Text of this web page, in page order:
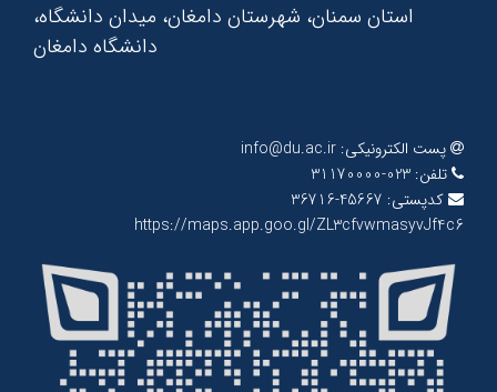
استان سمنان، شهرستان دامغان، میدان دانشگاه،
دانشگاه دامغان
پست الکترونیکی: info@du.ac.ir
تلفن: 023-31170000
کدپستی: 45667-36716
https://maps.app.goo.gl/ZL3cfvwmasyvJf4c6